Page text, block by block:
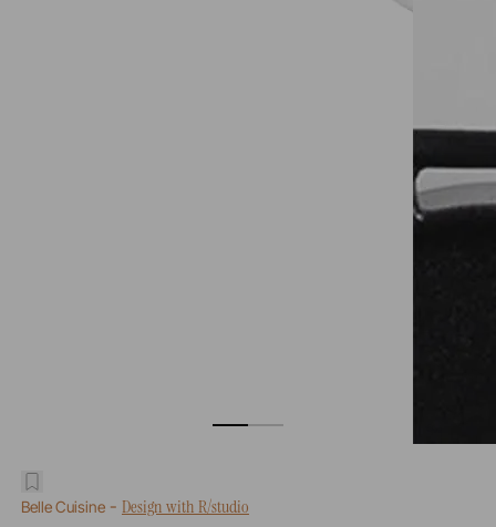
Belle Cuisine- Design with R/studio